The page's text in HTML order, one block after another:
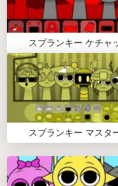
エフェクトを発
保存して共有:
てSprunkiコミ
スプランキー リ
プレイするため
新しいリズム
にミックスア
強化されたビ
用して、キャ
い。
スプランキー ケチャ
スプランキー マスタ